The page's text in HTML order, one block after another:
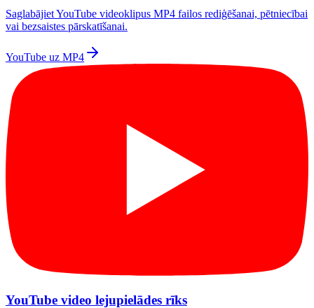
Saglabājiet YouTube videoklipus MP4 failos rediģēšanai, pētniecībai
vai bezsaistes pārskatīšanai.
YouTube uz MP4
YouTube video lejupielādes rīks